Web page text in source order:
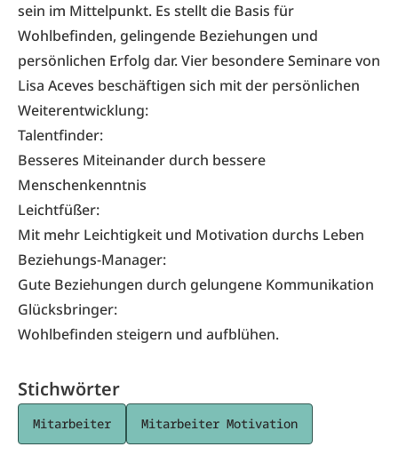
sein im Mittelpunkt. Es stellt die Basis für
Wohlbefinden, gelingende Beziehungen und
persönlichen Erfolg dar. Vier besondere Seminare von
Lisa Aceves beschäftigen sich mit der persönlichen
Weiterentwicklung:
Talentfinder:
Besseres Miteinander durch bessere
Menschenkenntnis
Leichtfüßer:
Mit mehr Leichtigkeit und Motivation durchs Leben
Beziehungs-Manager:
Gute Beziehungen durch gelungene Kommunikation
Glücksbringer:
Wohlbefinden steigern und aufblühen.
Stichwörter
Mitarbeiter Mitarbeiter Motivation